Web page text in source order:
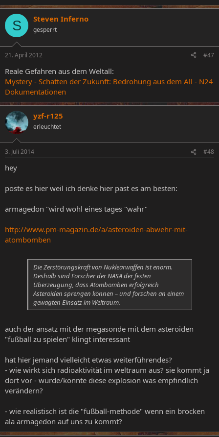
S Steven Inferno
gesperrt
21. April 2012 #47
Reale Gefahren aus dem Weltall:
Mystery - Schatten der Zukunft: Bedrohung aus dem All - N24
Dokumentationen
yzf-r125
erleuchtet
3. Juli 2014 #48
hey
poste es hier weil ich denke hier past es am besten:
armagedon "wird wohl eines tages "wahr"
http://www.pm-magazin.de/a/asteroiden-abwehr-mit-
atombomben
Die Zerstörungskraft von Nuklearwaffen ist enorm.
Deshalb sind Forscher der NASA der festen
Überzeugung, dass Atombomben erfolgreich
Asteroiden sprengen können – und forschen an einem
gewagten Einsatz im Weltraum.
auch der ansatz mit der megasonde mit dem asteroiden
"fußball zu spielen" klingt interessant
hat hier jemand vielleicht etwas weiterführendes?
- wie wirkt sich radioaktivität im weltraum aus? sie kommt ja
dort vor - würde/könnte diese explosion was empfindlich
verändern?
- wie realistisch ist die "fußball-methode" wenn ein brocken
ala armagedon auf uns zu kommt?